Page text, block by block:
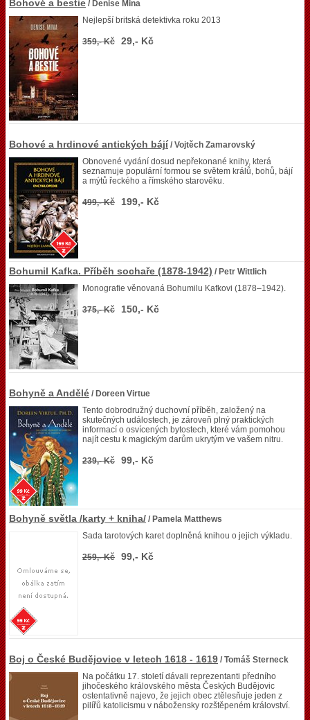
Bohové a bestie / Denise Mina
Nejlepší britská detektivka roku 2013
359,- Kč 29,- Kč
Bohové a hrdinové antických bájí / Vojtěch Zamarovský
Obnovené vydání dosud nepřekonané knihy, která
seznamuje populární formou se světem králů, bohů, bájí
a mýtů řeckého a římského starověku.
499,- Kč 199,- Kč
Bohumil Kafka. Příběh sochaře (1878-1942) / Petr Wittlich
Monografie věnovaná Bohumilu Kafkovi (1878–1942).
375,- Kč 150,- Kč
Bohyně a Andělé / Doreen Virtue
Tento dobrodružný duchovní příběh, založený na
skutečných událostech, je zároveň plný praktických
informací o osvícených bytostech, které vám pomohou
najít cestu k magickým darům ukrytým ve vašem nitru.
239,- Kč 99,- Kč
Bohyně světla /karty + kniha/ / Pamela Matthews
Sada tarotových karet doplněná knihou o jejich výkladu.
259,- Kč 99,- Kč
Boj o České Budějovice v letech 1618 - 1619 / Tomáš Sterneck
Na počátku 17. století dávali reprezentanti předního
jihočeského královského města Českých Budějovic
ostentativně najevo, že jejich obec ztělesňuje jeden z
pilířů katolicismu v nábožensky rozštěpeném království.